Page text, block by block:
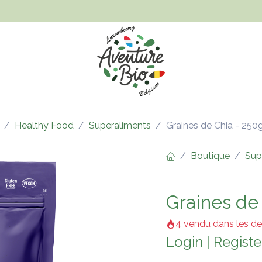
Healthy Food Superaliments Graines de Chia -
Boutique
Graines
4 vendu dans les
Login